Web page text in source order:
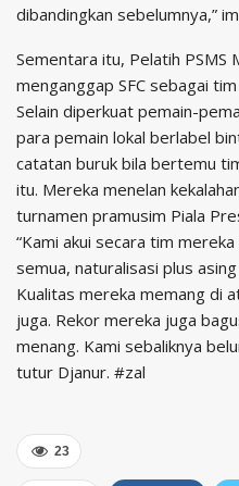
dibandingkan sebelumnya,”
Sementara itu, Pelatih PSMS
menganggap SFC sebagai
Selain diperkuat pemain-
para pemain lokal berlabel
catatan buruk bila bertemu
itu. Mereka menelan
turnamen pramusim Piala
“Kami akui secara tim
semua, naturalisasi plus
Kualitas mereka memang di
juga. Rekor mereka juga
menang. Kami sebaliknya
tutur Djanur. #zal
23